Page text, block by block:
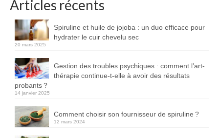
Articles récents
Spiruline et huile de jojoba : un duo efficace pour
hydrater le cuir chevelu sec
20 mars 2025
Gestion des troubles psychiques : comment l’art-
thérapie continue-t-elle à avoir des résultats
probants ?
14 janvier 2025
Comment choisir son fournisseur de spiruline ?
12 mars 2024